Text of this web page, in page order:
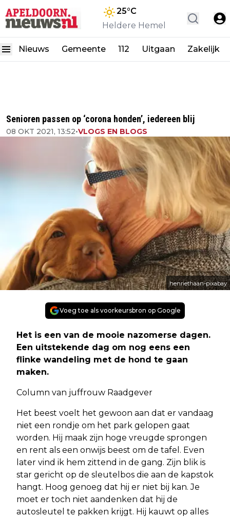
25°C
Heldere Hemel
Nieuws Gemeente 112 Uitgaan Zakelijk
Senioren passen op ‘corona honden’, iedereen blij
08 OKT 2021, 13:52•VLOGS EN BLOGS
henriethaan-pixabay
Voeg toe als voorkeursbron op Google
Het is een van de mooie nazomerse dagen.
Een uitstekende dag om nog eens een
flinke wandeling met de hond te gaan
maken.
Column van juffrouw Raadgever
Het beest voelt het gewoon aan dat er vandaag
niet een rondje om het park gelopen gaat
worden. Hij maak zijn hoge vreugde sprongen
en rent als een onwijs beest om de tafel. Even
later vind ik hem zittend in de gang. Zijn blik is
star gericht op de sleutelbos die aan de kapstok
hangt. Hoog genoeg dat hij er niet bij kan. Je
moet er toch niet aandenken dat hij de
autosleutel te pakken krijgt. Hij kauwt op alles